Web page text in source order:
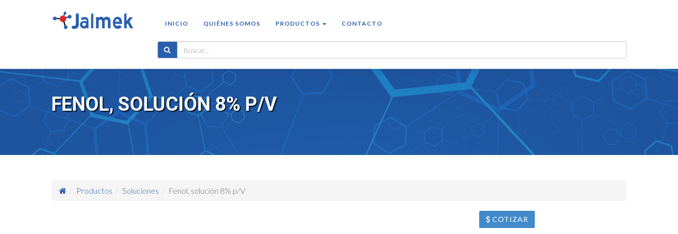
INICIO QUIÉNES SOMOS PRODUCTOS CONTACTO
FENOL, SOLUCIÓN 8% P/V
Productos Soluciones Fenol, solución 8% p/V
COTIZAR